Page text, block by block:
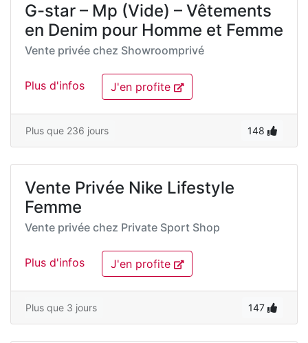
G-star – Mp (Vide) – Vêtements
en Denim pour Homme et Femme
Vente privée chez Showroomprivé
Plus d'infos J'en profite
Plus que 236 jours 148
Vente Privée Nike Lifestyle
Femme
Vente privée chez Private Sport Shop
Plus d'infos J'en profite
Plus que 3 jours 147